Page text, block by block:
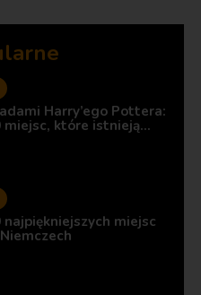
Harry’ego Pottera:
miejsc, które istnieją…
najpiękniejszych miejsc